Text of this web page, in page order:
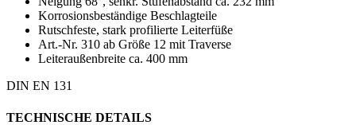
Korrosionsbeständige Beschlagteile
Rutschfeste, stark profilierte Leiterfüße
Art.-Nr. 310 ab Größe 12 mit Traverse
Leiteraußenbreite ca. 400 mm
DIN EN 131
TECHNISCHE DETAILS